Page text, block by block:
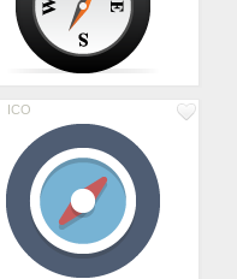
ICO